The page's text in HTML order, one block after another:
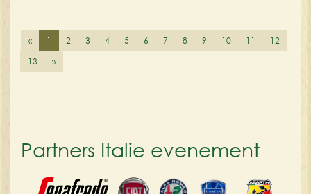
« 1 2 3 4 5 6 7 8 9 10 11
12
13
»
Partners Italie evenement